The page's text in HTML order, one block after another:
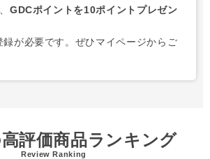
GDCポイントを10ポイントプレゼン
が必要です。ぜひマイページからご
評価商品ランキング
Review Ranking